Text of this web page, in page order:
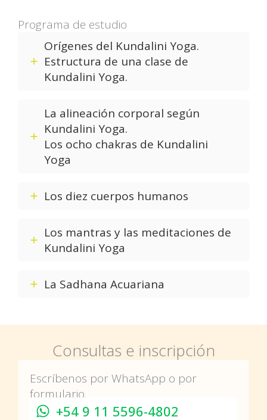
Programa de estudio
Orígenes del Kundalini Yoga.
Estructura de una clase de
Kundalini Yoga.
La alineación corporal según
Kundalini Yoga.
Los ocho chakras de Kundalini
Yoga
Los diez cuerpos humanos
Los mantras y las meditaciones de
Kundalini Yoga
La Sadhana Acuariana
Consultas e inscripción
Escríbenos por WhatsApp o por
formulario.
+54 9 11 5596-4802